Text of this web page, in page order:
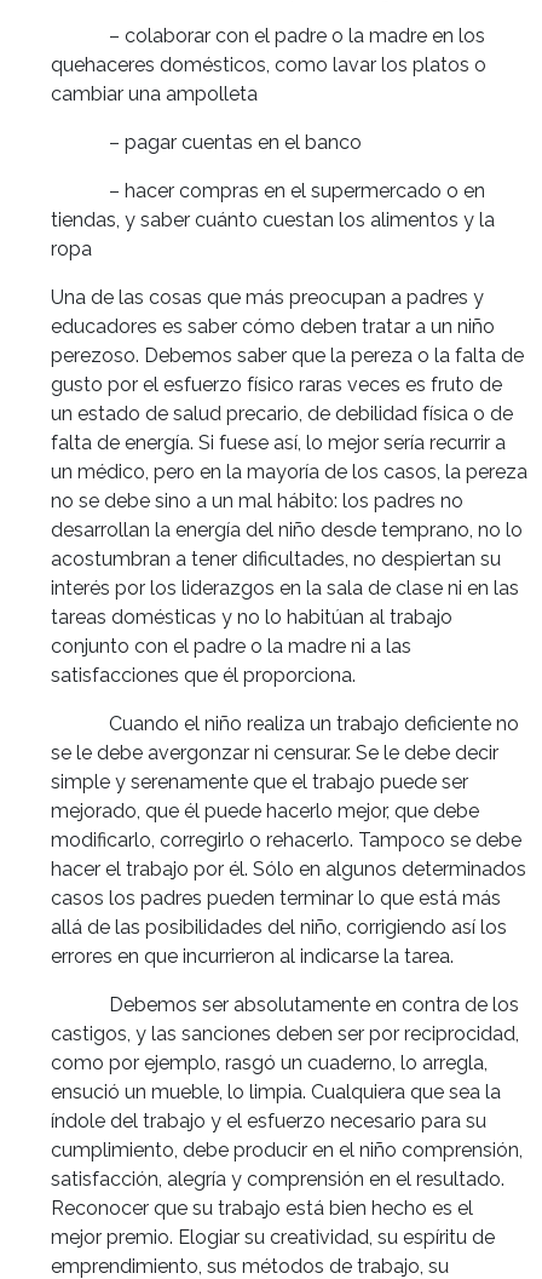
– colaborar con el padre o la madre en los
quehaceres domésticos, como lavar los platos o
cambiar una ampolleta
– pagar cuentas en el banco
– hacer compras en el supermercado o en
tiendas, y saber cuánto cuestan los alimentos y la
ropa
Una de las cosas que más preocupan a padres y
educadores es saber cómo deben tratar a un niño
perezoso. Debemos saber que la pereza o la falta de
gusto por el esfuerzo físico raras veces es fruto de
un estado de salud precario, de debilidad física o de
falta de energía. Si fuese así, lo mejor sería recurrir a
un médico, pero en la mayoría de los casos, la pereza
no se debe sino a un mal hábito: los padres no
desarrollan la energía del niño desde temprano, no lo
acostumbran a tener dificultades, no despiertan su
interés por los liderazgos en la sala de clase ni en las
tareas domésticas y no lo habitúan al trabajo
conjunto con el padre o la madre ni a las
satisfacciones que él proporciona.
Cuando el niño realiza un trabajo deficiente no
se le debe avergonzar ni censurar. Se le debe decir
simple y serenamente que el trabajo puede ser
mejorado, que él puede hacerlo mejor, que debe
modificarlo, corregirlo o rehacerlo. Tampoco se debe
hacer el trabajo por él. Sólo en algunos determinados
casos los padres pueden terminar lo que está más
allá de las posibilidades del niño, corrigiendo así los
errores en que incurrieron al indicarse la tarea.
Debemos ser absolutamente en contra de los
castigos, y las sanciones deben ser por reciprocidad,
como por ejemplo, rasgó un cuaderno, lo arregla,
ensució un mueble, lo limpia. Cualquiera que sea la
índole del trabajo y el esfuerzo necesario para su
cumplimiento, debe producir en el niño comprensión,
satisfacción, alegría y comprensión en el resultado.
Reconocer que su trabajo está bien hecho es el
mejor premio. Elogiar su creatividad, su espíritu de
emprendimiento, sus métodos de trabajo, su